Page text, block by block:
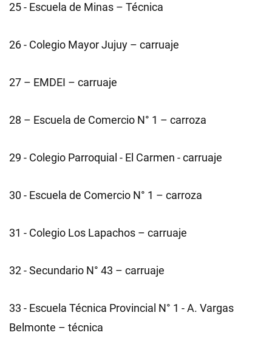
25 - Escuela de Minas – Técnica
26 - Colegio Mayor Jujuy – carruaje
27 – EMDEI – carruaje
28 – Escuela de Comercio N° 1 – carroza
29 - Colegio Parroquial - El Carmen - carruaje
30 - Escuela de Comercio N° 1 – carroza
31 - Colegio Los Lapachos – carruaje
32 - Secundario N° 43 – carruaje
33 - Escuela Técnica Provincial N° 1 - A. Vargas
Belmonte – técnica